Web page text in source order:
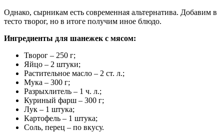
Однако, сырникам есть современная альтернатива. Добавим в
тесто творог, но в итоге получим иное блюдо.
Ингредиенты для шанежек с мясом:
Творог – 250 г;
Яйцо – 2 штуки;
Растительное масло – 2 ст. л.;
Мука – 300 г;
Разрыхлитель – 1 ч. л.;
Куриный фарш – 300 г;
Лук – 1 штука;
Картофель – 1 штука;
Соль, перец – по вкусу.